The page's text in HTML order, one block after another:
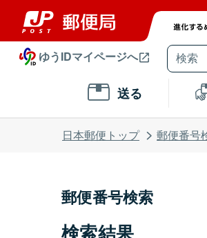
ゆうIDマイページへ
送る
日本郵便トップ 郵便番号
郵便番号検索
検索結果